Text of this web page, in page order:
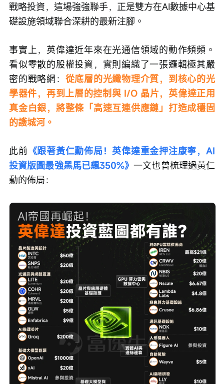
戰略投資，這場強強聯手，正是雙方在AI數據中心基
礎設施領域聯合深耕的最新注腳。
事實上，英偉達近年來在光通信領域的動作頻頻。
看似零散的股權投資，實則編織了一張邏輯極其嚴
密的戰略網： 從底層的光纖物理介質，到核心的光
學器件，再到上層的控制與 I/O 晶片，英偉達正用
真金白銀，將整條「高速互連供應鏈」打造成穩固
的護城河。
此前 《跟著黃仁勳佈局！英偉達重金押注康寧，AI
投資版圖最強黑馬已飆350%》一文也曾梳理過黃仁
勳的佈局：